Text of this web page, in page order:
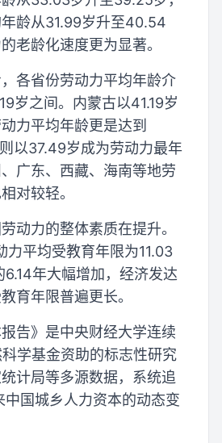
龄从31.99岁升至40.54
老龄化速度更为显著。
各省份劳动力平均年龄介
岁之间。内蒙古以41.19岁
力平均年龄更是达到
以37.49岁成为劳动力最年
广东、西藏、海南等地劳
对较轻。
动力的整体素质在提升。
力平均受教育年限为11.03
年大幅增加，经济发达
育年限普遍更长。
报告》是中央财经大学连续
学基金资助的标志性研究
计局等多源数据，系统追
中国城乡人力资本的动态变